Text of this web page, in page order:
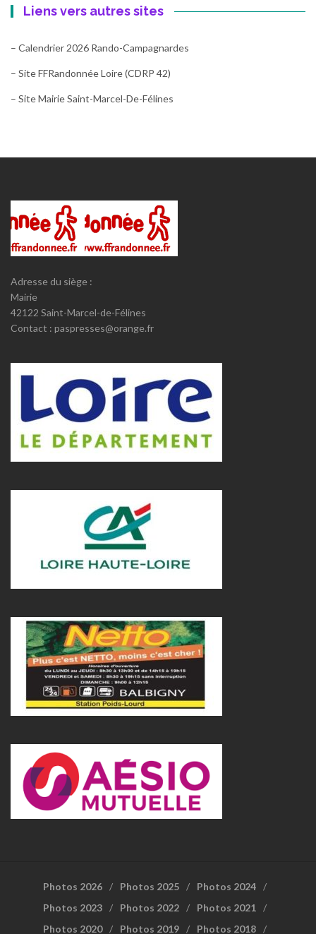
Liens vers autres sites
– Calendrier 2026 Rando-Campagnardes
– Site FFRandonnée Loire (CDRP 42)
– Site Mairie Saint-Marcel-De-Félines
Adresse du siège :
Mairie
42122 Saint-Marcel-de-Félines
Contact : paspresses@orange.fr
Photos 2026 Photos 2025
Photos 2024
Photos 2023
Photos 2022
Photos 2021
Photos 2020
Photos 2019 Photos 2018